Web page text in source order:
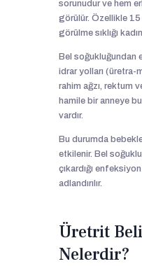
sorunudur ve hem
görülür. Özellikle
görülme sıklığı
Bel soğukluğundan
idrar yolları (üretra-
rahim ağzı, rektum
hamile bir anneye
vardır.
Bu durumda
etkilenir. Bel
çıkardığı
adlandırılır.
Üretrit
Nelerdir?